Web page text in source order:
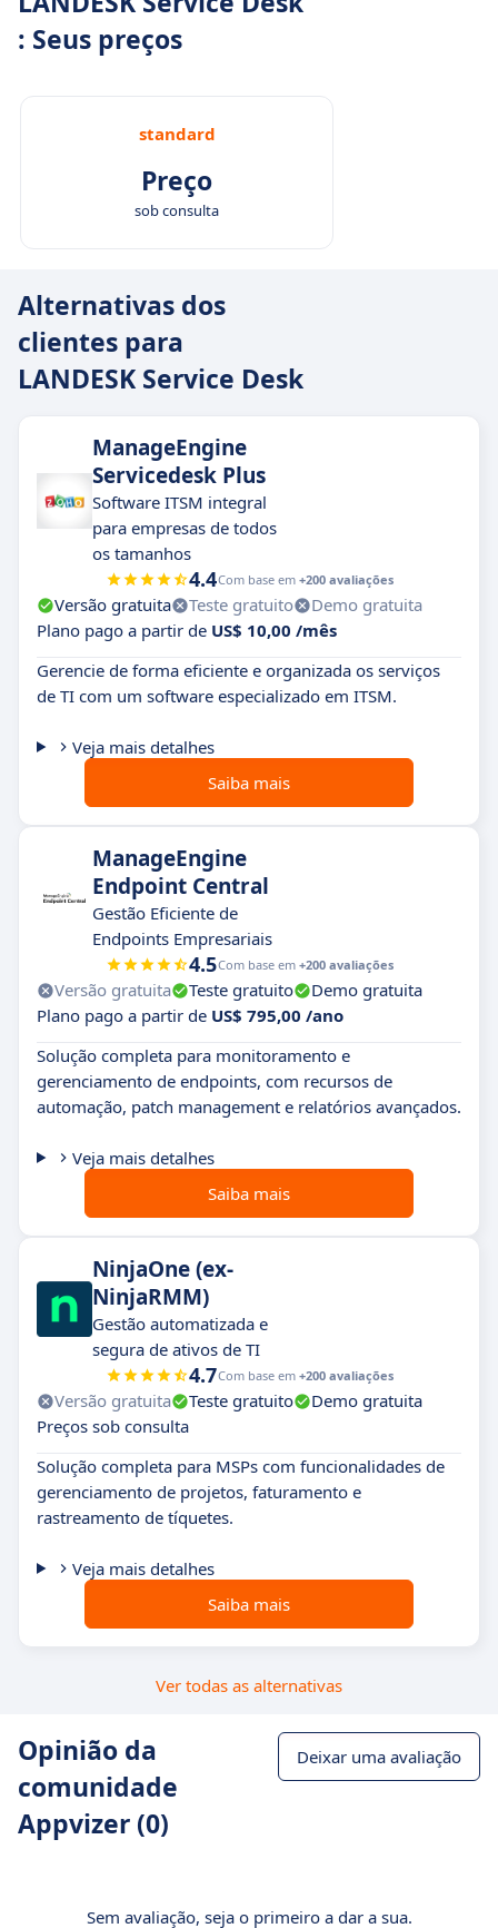
: Seus preços
standard
Preço
sob consulta
Alternativas dos
clientes para
LANDESK Service Desk
ManageEngine
Servicedesk Plus
Software ITSM integral
para empresas de todos
os tamanhos
4.4Com base em +200 avaliações
Versão gratuita Teste gratuito
Demo gratuita
Plano pago a partir de US$ 10,00 /mês
Gerencie de forma eficiente e organizada os serviços
de TI com um software especializado em ITSM.
Veja mais detalhes
Saiba mais
ManageEngine
Endpoint Central
Gestão Eficiente de
Endpoints Empresariais
4.5Com base em +200 avaliações
Versão gratuita Teste gratuito
Demo gratuita
Plano pago a partir de US$ 795,00 /ano
Solução completa para monitoramento e
gerenciamento de endpoints, com recursos de
automação, patch management e relatórios avançados.
Veja mais detalhes
Saiba mais
NinjaOne (ex-
NinjaRMM)
Gestão automatizada e
segura de ativos de TI
4.7Com base em +200 avaliações
Versão gratuita Teste gratuito
Demo gratuita
Preços sob consulta
Solução completa para MSPs com funcionalidades de
gerenciamento de projetos, faturamento e
rastreamento de tíquetes.
Veja mais detalhes
Saiba mais
Ver todas as alternativas
Opinião da
comunidade
Appvizer (0)
Deixar uma avaliação
Sem avaliação, seja o primeiro a dar a sua.